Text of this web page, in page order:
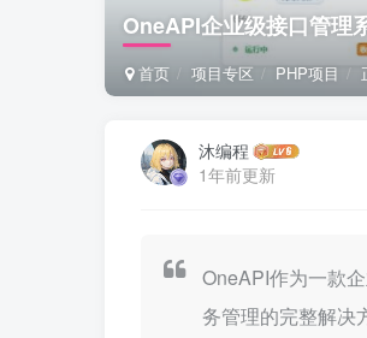
OneAPI企业级接口管理
首页 项目专区 PHP项目
沐编程
1年前更新
OneAPI作为一款
务管理的完整解决